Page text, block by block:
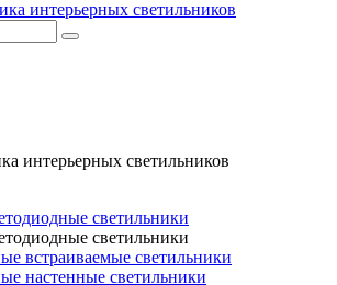
интерьерных светильников
светильники
светильники
встраиваемые светильники
настенные светильники